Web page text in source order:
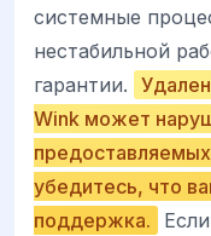
системные
нестабильной
гарантии.
Wink может
убедитесь, что
поддержка.